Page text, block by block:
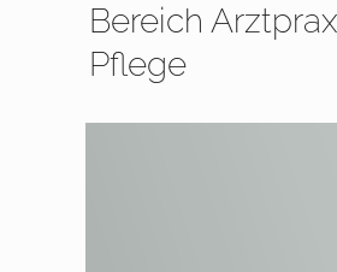
Bereich
Pflege